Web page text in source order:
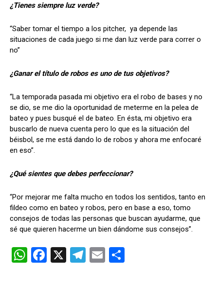
¿Tienes siempre luz verde?
“Saber tomar el tiempo a los pitcher, ya depende las
situaciones de cada juego si me dan luz verde para correr o
no”
¿Ganar el título de robos es uno de tus objetivos?
“La temporada pasada mi objetivo era el robo de bases y no
se dio, se me dio la oportunidad de meterme en la pelea de
bateo y pues busqué el de bateo. En ésta, mi objetivo era
buscarlo de nueva cuenta pero lo que es la situación del
béisbol, se me está dando lo de robos y ahora me enfocaré
en eso”.
¿Qué sientes que debes perfeccionar?
“Por mejorar me falta mucho en todos los sentidos, tanto en
fildeo como en bateo y robos, pero en base a eso, tomo
consejos de todas las personas que buscan ayudarme, que
sé que quieren hacerme un bien dándome sus consejos”.
W F
X
T
E